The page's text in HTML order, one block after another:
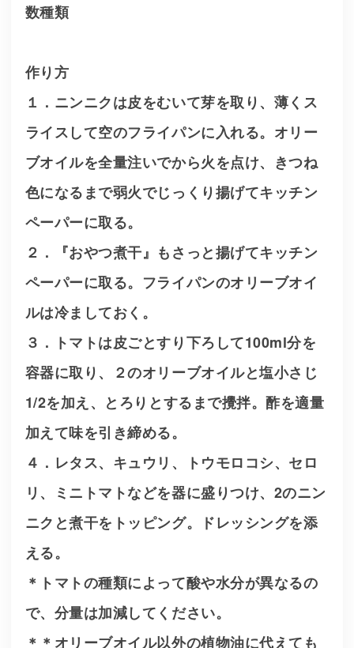
数種類
作り方
１．ニンニクは皮をむいて芽を取り、薄くス
ライスして空のフライパンに入れる。オリー
ブオイルを全量注いでから火を点け、きつね
色になるまで弱火でじっくり揚げてキッチン
ペーパーに取る。
２．『おやつ煮干』もさっと揚げてキッチン
ペーパーに取る。フライパンのオリーブオイ
ルは冷ましておく。
３．トマトは皮ごとすり下ろして100ml分を
容器に取り、２のオリーブオイルと塩小さじ
1/2を加え、とろりとするまで攪拌。酢を適量
加えて味を引き締める。
４．レタス、キュウリ、トウモロコシ、セロ
リ、ミニトマトなどを器に盛りつけ、2のニン
ニクと煮干をトッピング。ドレッシングを添
える。
＊トマトの種類によって酸や水分が異なるの
で、分量は加減してください。
＊＊オリーブオイル以外の植物油に代えても